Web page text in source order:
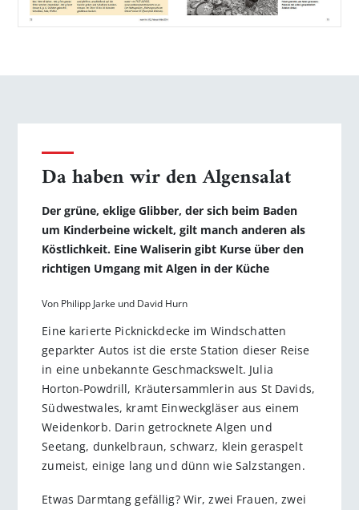
Da haben wir den Algensalat
Der grüne, eklige Glibber, der sich beim Baden
um Kinderbeine wickelt­, gilt manch anderen als
Köstlichkeit. Eine Waliserin gibt Kurse über den
richtigen Umgang mit Algen in der Küche
Von Philipp Jarke und David Hurn
Eine karierte Picknickdecke im Windschatten
geparkter Autos ist die erste Station dieser Reise
in eine unbekannte Geschmackswelt. Julia
Horton-Powdrill, Kräutersammlerin aus St Davids,
Südwestwales, kramt Einweckgläser aus einem
Weidenkorb. Darin getrocknete Algen und
Seetang, dunkelbraun, schwarz, klein geraspelt
zumeist, einige lang und dünn wie Salzstangen.
Etwas Darmtang gefällig? Wir, zwei Frauen, zwei